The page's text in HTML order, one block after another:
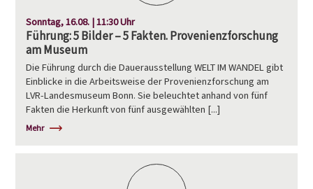
Sonntag, 16.08. | 11:30 Uhr
Führung: 5 Bilder – 5 Fakten. Provenienzforschung
am Museum
Die Führung durch die Dauerausstellung WELT IM WANDEL gibt
Einblicke in die Arbeitsweise der Provenienzforschung am
LVR-Landesmuseum Bonn. Sie beleuchtet anhand von fünf
Fakten die Herkunft von fünf ausgewählten [...]
Mehr